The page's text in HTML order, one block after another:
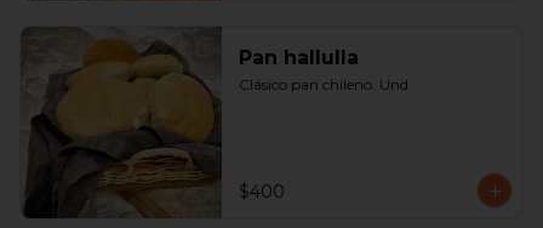
Pan hallulla
Clásico pan chileno. Und.
$400